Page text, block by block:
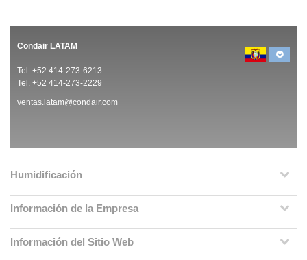
Condair LATAM
Tel. +52 414-273-6213
Tel. +52 414-273-2229
ventas.latam@condair.com
Humidificación
Información de la Empresa
Información del Sitio Web